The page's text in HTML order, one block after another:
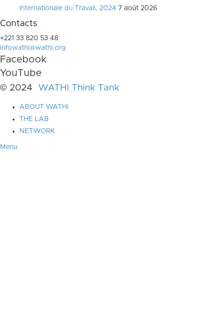
Internationale du Travail, 2024 7 août 2026
Contacts
+221 33 820 53 48
infowathi@wathi.org
Facebook
YouTube
© 2024 WATHI Think Tank
ABOUT WATHI
THE LAB
NETWORK
Menu